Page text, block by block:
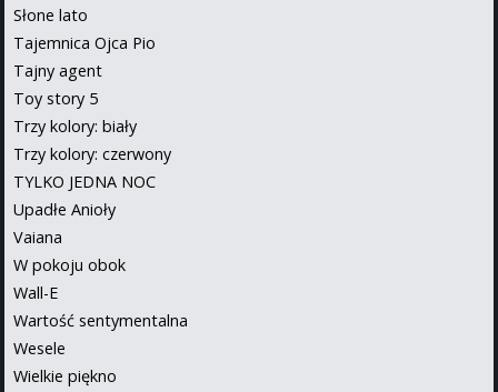
Słone lato
Tajemnica Ojca Pio
Tajny agent
Toy story 5
Trzy kolory: biały
Trzy kolory: czerwony
TYLKO JEDNA NOC
Upadłe Anioły
Vaiana
W pokoju obok
Wall-E
Wartość sentymentalna
Wesele
Wielkie piękno